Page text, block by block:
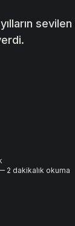
2 dakikalık okuma